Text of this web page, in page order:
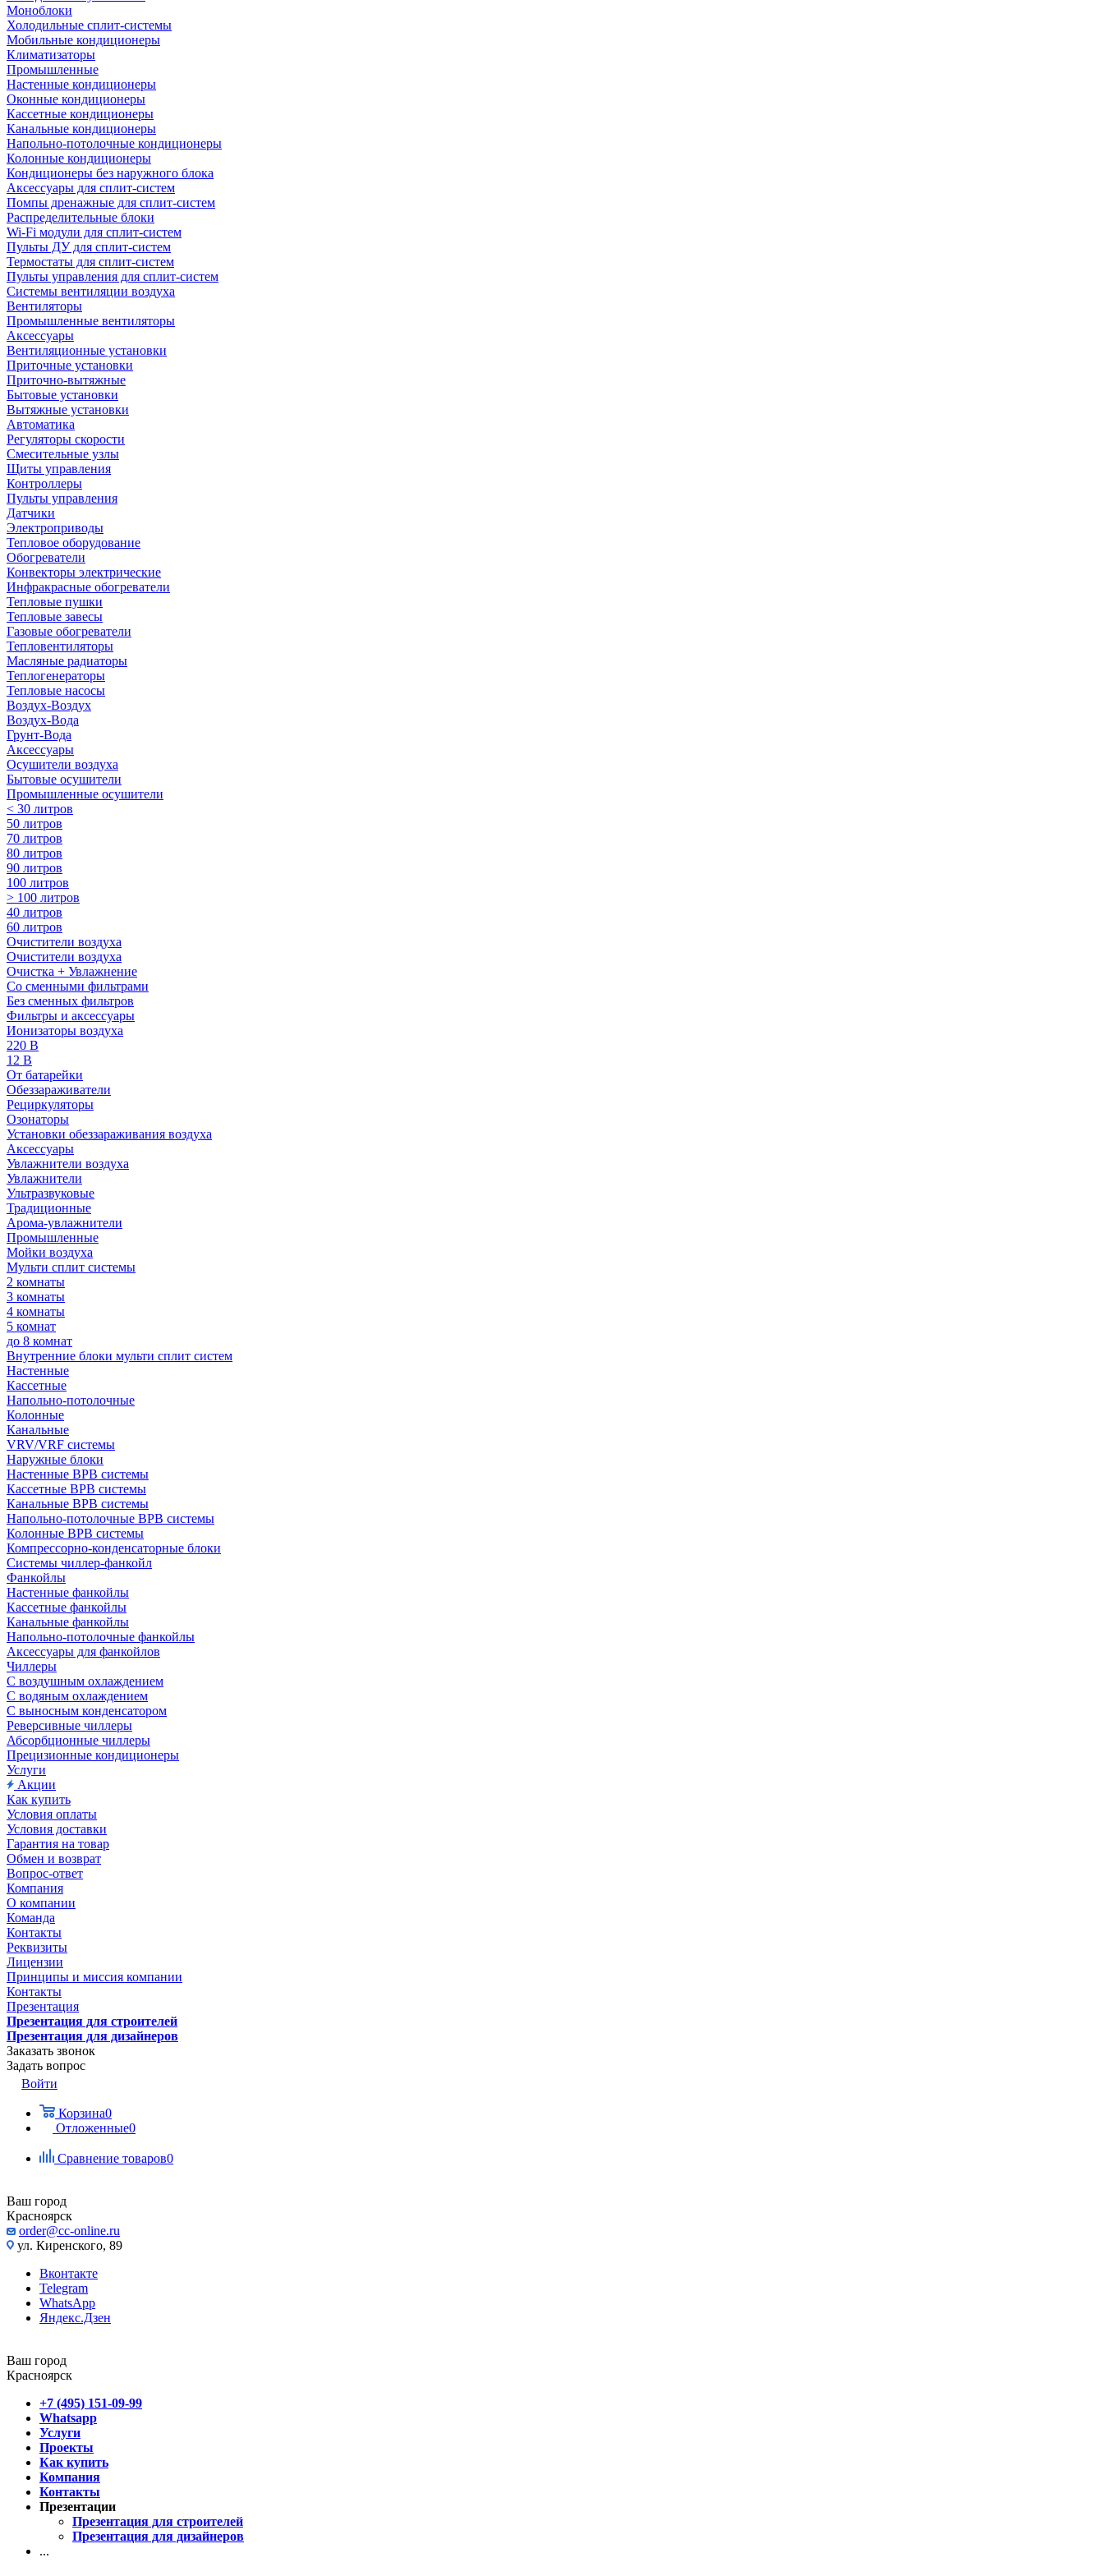
Моноблоки
Холодильные сплит-системы
Мобильные кондиционеры
Климатизаторы
Промышленные
Настенные кондиционеры
Оконные кондиционеры
Кассетные кондиционеры
Канальные кондиционеры
Напольно-потолочные кондиционеры
Колонные кондиционеры
Кондиционеры без наружного блока
Аксессуары для сплит-систем
Помпы дренажные для сплит-систем
Распределительные блоки
Wi-Fi модули для сплит-систем
Пульты ДУ для сплит-систем
Термостаты для сплит-систем
Пульты управления для сплит-систем
Системы вентиляции воздуха
Вентиляторы
Промышленные вентиляторы
Аксессуары
Вентиляционные установки
Приточные установки
Приточно-вытяжные
Бытовые установки
Вытяжные установки
Автоматика
Регуляторы скорости
Смесительные узлы
Щиты управления
Контроллеры
Пульты управления
Датчики
Электроприводы
Тепловое оборудование
Обогреватели
Конвекторы электрические
Инфракрасные обогреватели
Тепловые пушки
Тепловые завесы
Газовые обогреватели
Тепловентиляторы
Масляные радиаторы
Теплогенераторы
Тепловые насосы
Воздух-Воздух
Воздух-Вода
Грунт-Вода
Аксессуары
Осушители воздуха
Бытовые осушители
Промышленные осушители
< 30 литров
50 литров
70 литров
80 литров
90 литров
100 литров
> 100 литров
40 литров
60 литров
Очистители воздуха
Очистители воздуха
Очистка + Увлажнение
Cо сменными фильтрами
Без сменных фильтров
Фильтры и аксессуары
Ионизаторы воздуха
220 В
12 В
От батарейки
Обеззараживатели
Рециркуляторы
Озонаторы
Установки обеззараживания воздуха
Аксессуары
Увлажнители воздуха
Увлажнители
Ультразвуковые
Традиционные
Арома-увлажнители
Промышленные
Мойки воздуха
Мульти сплит системы
2 комнаты
3 комнаты
4 комнаты
5 комнат
до 8 комнат
Внутренние блоки мульти сплит систем
Настенные
Кассетные
Напольно-потолочные
Колонные
Канальные
VRV/VRF системы
Наружные блоки
Настенные ВРВ системы
Кассетные ВРВ системы
Канальные ВРВ системы
Напольно-потолочные ВРВ системы
Колонные ВРВ системы
Компрессорно-конденсаторные блоки
Системы чиллер-фанкойл
Фанкойлы
Настенные фанкойлы
Кассетные фанкойлы
Канальные фанкойлы
Напольно-потолочные фанкойлы
Аксессуары для фанкойлов
Чиллеры
С воздушным охлаждением
С водяным охлаждением
С выносным конденсатором
Реверсивные чиллеры
Абсорбционные чиллеры
Прецизионные кондиционеры
Услуги
Акции
Как купить
Условия оплаты
Условия доставки
Гарантия на товар
Обмен и возврат
Вопрос-ответ
Компания
О компании
Команда
Контакты
Реквизиты
Лицензии
Принципы и миссия компании
Контакты
Презентация
Презентация для строителей
Презентация для дизайнеров
Заказать звонок
Задать вопрос
Войти
Корзина0
Отложенные0
Сравнение товаров0
Ваш город
Красноярск
order@cc-online.ru
ул. Киренского, 89
Вконтакте
Telegram
WhatsApp
Яндекс.Дзен
Ваш город
Красноярск
+7 (495) 151-09-99
Whatsapp
Услуги
Проекты
Как купить
Компания
Контакты
Презентации
Презентация для строителей
Презентация для дизайнеров
...